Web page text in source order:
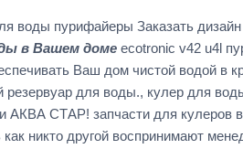
воды пурифайеры Заказать
в Вашем доме ecotronic v42 u4l
Ваш дом чистой водой в
резервуар для воды., кулер для
АКВА СТАР! запчасти для кулеров
как никто другой воспринимают